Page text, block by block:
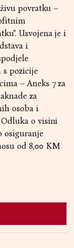
povratku –
Usvojena je i
i
s pozicije
– Aneks 7 za
za
osoba i
o visini
osiguranje
od 8,00 KM